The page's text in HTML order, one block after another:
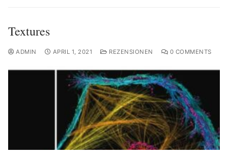
Textures
ADMIN APRIL 1, 2021 REZENSIONEN 0 COMMENTS